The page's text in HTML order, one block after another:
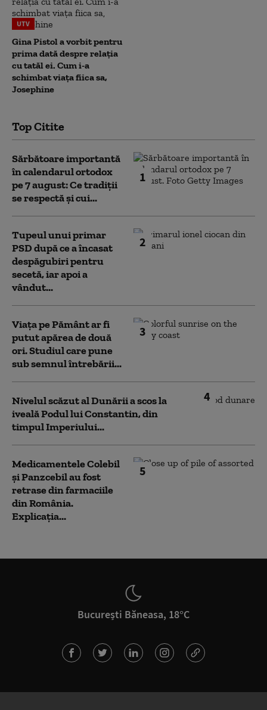
UTV
Gina Pistol a vorbit pentru
prima dată despre relația
cu tatăl ei. Cum i-a
schimbat viața fiica sa,
Josephine
Top Citite
1
Sărbătoare importantă
în calendarul ortodox
pe 7 august: Ce tradiții
se respectă și cui...
2
Tupeul unui primar
PSD după ce a încasat
despăgubiri pentru
secetă, iar apoi a
vândut...
3
Viața pe Pământ ar fi
putut apărea de două
ori. Studiul care pune
sub semnul întrebării...
4
Nivelul scăzut al Dunării a scos la
iveală Podul lui Constantin, din
timpul Imperiului...
5
Medicamentele Colebil
și Panzcebil au fost
retrase din farmaciile
din România.
Explicația...
București Băneasa, 18°C